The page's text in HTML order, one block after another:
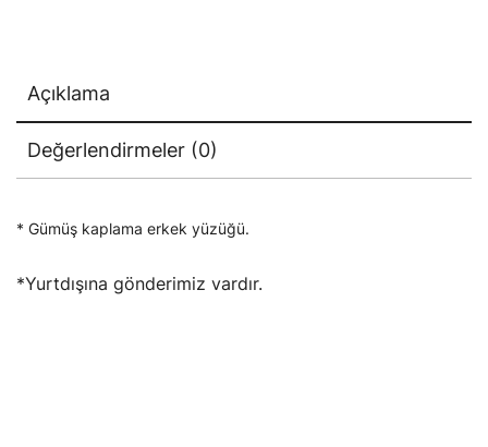
Açıklama
Değerlendirmeler (0)
* Gümüş kaplama erkek yüzüğü.
*Yurtdışına gönderimiz vardır.